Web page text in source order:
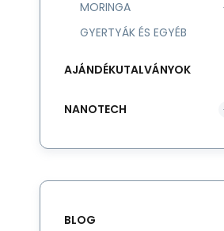
MORINGA
GYERTYÁK ÉS EGYÉB
AJÁNDÉKUTALVÁNYOK
NANOTECH
BLOG